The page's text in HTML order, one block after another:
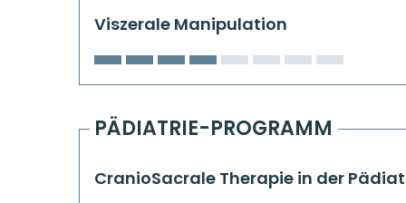
Viszerale Manipulation
PÄDIATRIE-PROGRAMM
CranioSacrale Therapie in der